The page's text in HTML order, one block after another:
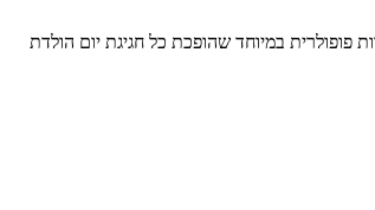
במיוחד שהופכת כל חגיגת יום הולדת